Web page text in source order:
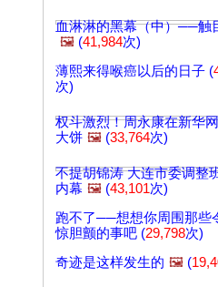
血淋淋的黑幕（中）──触
🖼️ (41,984次)
薄熙来得喉癌以后的日子 (
次)
权斗激烈！周永康在新华
大饼 🖼️ (33,764次)
不提胡锦涛 大连市委调整
内幕 🖼️ (43,101次)
跑不了──想想你周围那些
惊胆颤的事吧 (29,798次)
奇迹是这样发生的 🖼️ (